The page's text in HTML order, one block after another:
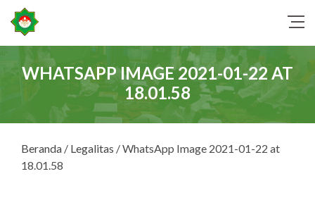
WHATSAPP IMAGE 2021-01-22 AT
18.01.58
Beranda / Legalitas / WhatsApp Image 2021-01-22 at
18.01.58